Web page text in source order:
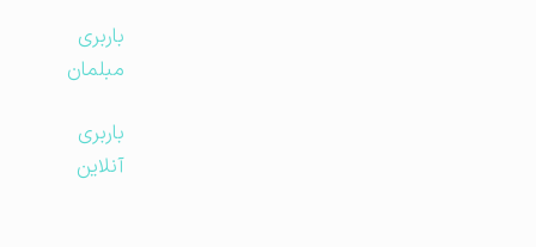
باربری
مبلمان
باربری
آنلاین